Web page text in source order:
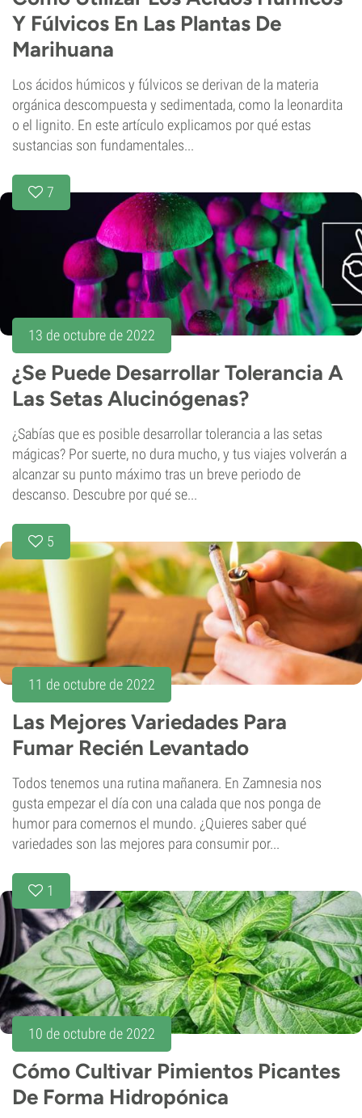
Y Fúlvicos En Las Plantas De
Marihuana
Los ácidos húmicos y fúlvicos se derivan de la materia
orgánica descompuesta y sedimentada, como la leonardita
o el lignito. En este artículo explicamos por qué estas
sustancias son fundamentales...
7
13 de octubre de 2022
¿Se Puede Desarrollar Tolerancia A
Las Setas Alucinógenas?
¿Sabías que es posible desarrollar tolerancia a las setas
mágicas? Por suerte, no dura mucho, y tus viajes volverán a
alcanzar su punto máximo tras un breve periodo de
descanso. Descubre por qué se...
5
11 de octubre de 2022
Las Mejores Variedades Para
Fumar Recién Levantado
Todos tenemos una rutina mañanera. En Zamnesia nos
gusta empezar el día con una calada que nos ponga de
humor para comernos el mundo. ¿Quieres saber qué
variedades son las mejores para consumir por...
1
10 de octubre de 2022
Cómo Cultivar Pimientos Picantes
De Forma Hidropónica